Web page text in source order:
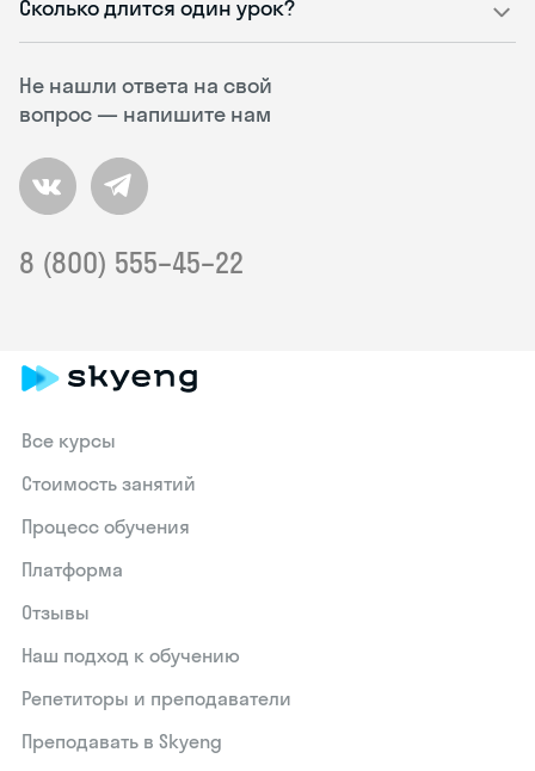
Не нашли ответа на свой
вопрос — напишите нам
8 (800) 555–45–22
Сколько длится один урок?
Все курсы
Стоимость занятий
Процесс обучения
Платформа
Отзывы
Наш подход к обучению
Репетиторы и преподаватели
Преподавать в Skyeng